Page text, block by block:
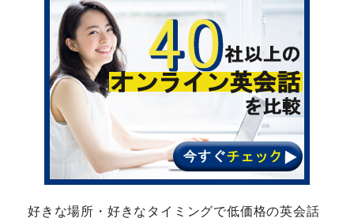
好きな場所・好きなタイミングで低価格の英会話